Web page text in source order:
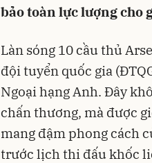
bảo toàn lực lượng cho
Làn sóng 10 cầu thủ
đội tuyển quốc gia
Ngoại hạng Anh. Đây
chấn thương, mà được
mang đậm phong cách
trước lịch thi đấu khốc